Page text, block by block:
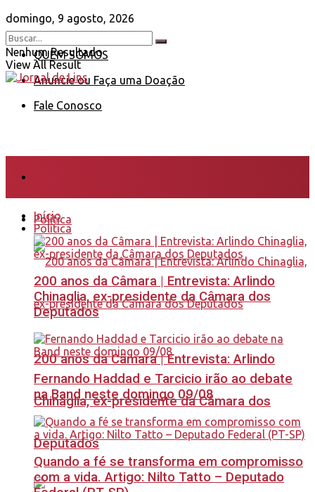
domingo, 9 agosto, 2026
QUEM SOMOS
Anuncie ou Faça uma Doação
Fale Conosco
Nenhum Resultado
View All Result
Política
200 anos da Câmara | Entrevista: Arlindo
Chinaglia, ex-presidente da Câmara dos
Deputados
Início
Política
200 anos da Câmara | Entrevista: Arlindo
Chinaglia, ex-presidente da Câmara dos
Deputados
Fernando Haddad e Tarcicio irão ao debate
na Band neste domingo 09/08
Quando a fé se transforma em compromisso
com a vida. Artigo: Nilto Tatto – Deputado